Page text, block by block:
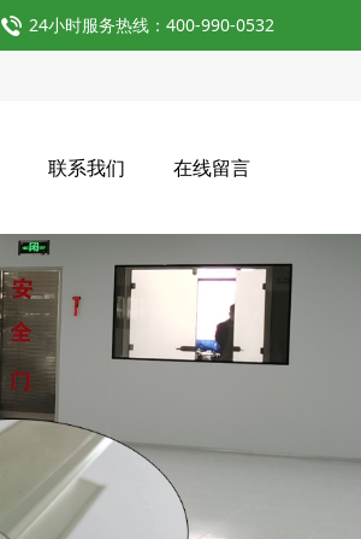
24小时服务热线：400-990-0532
联系我们 在线留言